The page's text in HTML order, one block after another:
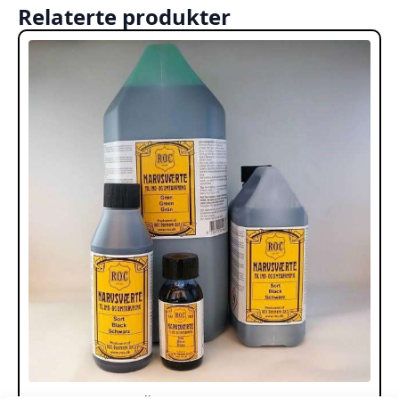
Relaterte produkter